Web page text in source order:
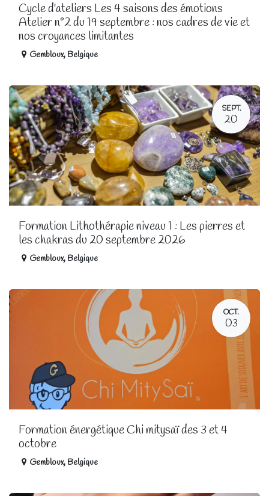
Cycle d'ateliers Les 4 saisons des émotions
Atelier n°2 du 19 septembre : nos cadres de vie et
nos croyances limitantes
Gembloux, Belgique
SEPT.
20
Formation Lithothérapie niveau 1 : Les pierres et
les chakras du 20 septembre 2026
Gembloux, Belgique
OCT.
03
Formation énergétique Chi mitysaï des 3 et 4
octobre
Gembloux, Belgique